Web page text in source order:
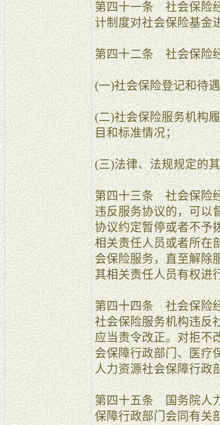
第四十一条 社会保险
计制度对社会保险基金
第四十二条 社会保险
(一)社会保险登记和待
(二)社会保险服务机构
目和标准情况；
(三)法律、法规规定的
第四十三条 社会保险
违反服务协议的，可以
协议约定暂停或者不予
相关责任人员或者所在
会保险服务，直至解除
其相关责任人员有权进
第四十四条 社会保险
社会保险服务机构违反
应当责令改正。对拒不
会保障行政部门、医疗
人力资源社会保障行政
第四十五条 国务院人
保障行政部门会同有关